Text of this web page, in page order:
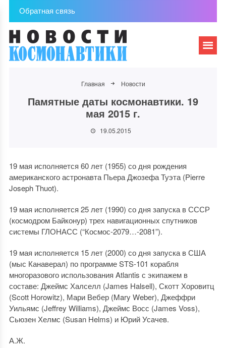
Обратная связь
Главная Новости
Памятные даты космонавтики. 19
мая 2015 г.
19.05.2015
19 мая исполняется 60 лет (1955) со дня рождения
американского астронавта Пьера Джозефа Туэта (Pierre
Joseph Thuot).
19 мая исполняется 25 лет (1990) со дня запуска в СССР
(космодром Байконур) трех навигационных спутников
системы ГЛОНАСС (“Космос-2079…-2081”).
19 мая исполняется 15 лет (2000) со дня запуска в США
(мыс Канаверал) по программе STS-101 корабля
многоразового использования Atlantis с экипажем в
составе: Джеймс Халселл (James Halsell), Скотт Хоровитц
(Scott Horowitz), Мари Вебер (Mary Weber), Джеффри
Уильямс (Jeffrey Williams), Джеймс Восс (James Voss),
Сьюзен Хелмс (Susan Helms) и Юрий Усачев.
А.Ж.